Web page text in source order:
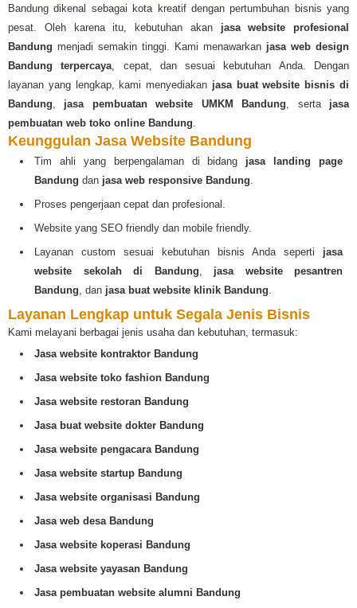
Bandung dikenal sebagai kota kreatif dengan pertumbuhan bisnis yang
pesat. Oleh karena itu, kebutuhan akan jasa website profesional
Bandung menjadi semakin tinggi. Kami menawarkan jasa web design
Bandung terpercaya, cepat, dan sesuai kebutuhan Anda. Dengan
layanan yang lengkap, kami menyediakan jasa buat website bisnis di
Bandung, jasa pembuatan website UMKM Bandung, serta jasa
pembuatan web toko online Bandung.
Keunggulan Jasa Website Bandung
Tim ahli yang berpengalaman di bidang jasa landing page
Bandung dan jasa web responsive Bandung.
Proses pengerjaan cepat dan profesional.
Website yang SEO friendly dan mobile friendly.
Layanan custom sesuai kebutuhan bisnis Anda seperti jasa
website sekolah di Bandung, jasa website pesantren
Bandung, dan jasa buat website klinik Bandung.
Layanan Lengkap untuk Segala Jenis Bisnis
Kami melayani berbagai jenis usaha dan kebutuhan, termasuk:
Jasa website kontraktor Bandung
Jasa website toko fashion Bandung
Jasa website restoran Bandung
Jasa buat website dokter Bandung
Jasa website pengacara Bandung
Jasa website startup Bandung
Jasa website organisasi Bandung
Jasa web desa Bandung
Jasa website koperasi Bandung
Jasa website yayasan Bandung
Jasa pembuatan website alumni Bandung